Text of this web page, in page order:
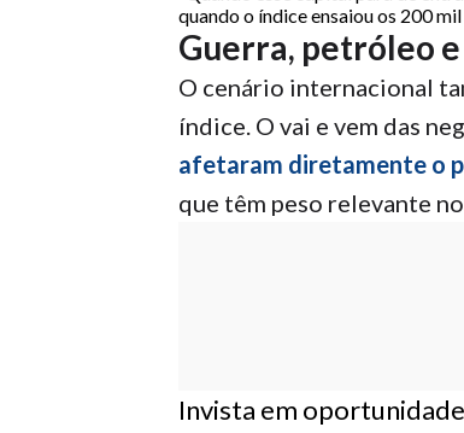
quando o índice ensaiou os 200
Guerra, petróleo
O cenário internacional
índice. O vai e vem das
afetaram diretamente o
que têm peso relevante
Invista em